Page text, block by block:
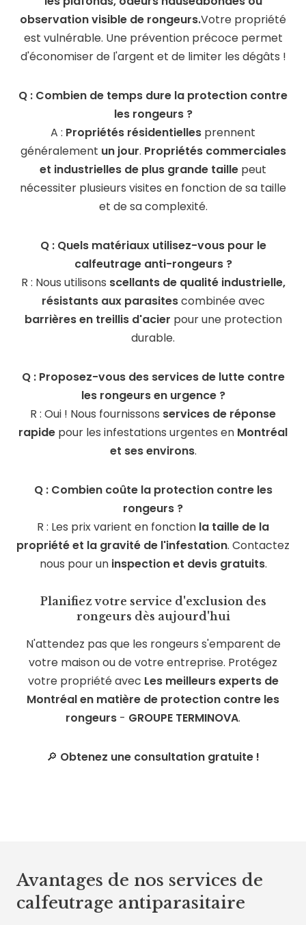
observation visible de rongeurs.Votre propriété
est vulnérable. Une prévention précoce permet
d'économiser de l'argent et de limiter les dégâts !
Q : Combien de temps dure la protection contre
les rongeurs ?
A : Propriétés résidentielles prennent
généralement un jour. Propriétés commerciales
et industrielles de plus grande taille peut
nécessiter plusieurs visites en fonction de sa taille
et de sa complexité.
Q : Quels matériaux utilisez-vous pour le
calfeutrage anti-rongeurs ?
R : Nous utilisons scellants de qualité industrielle,
résistants aux parasitescombinée avec
barrières en treillis d'acier pour une protection
durable.
Q : Proposez-vous des services de lutte contre
les rongeurs en urgence ?
R : Oui ! Nous fournissons services de réponse
rapide pour les infestations urgentes en Montréal
et ses environs.
Q : Combien coûte la protection contre les
rongeurs ?
R : Les prix varient en fonction la taille de la
propriété et la gravité de l'infestation. Contactez
nous pour un inspection et devis gratuits.
Planifiez votre service d'exclusion des
rongeurs dès aujourd'hui
N'attendez pas que les rongeurs s'emparent de
votre maison ou de votre entreprise. Protégez
votre propriété avec Les meilleurs experts de
Montréal en matière de protection contre les
rongeurs - GROUPE TERMINOVA.
🔎 Obtenez une consultation gratuite !
Avantages de nos services de
calfeutrage antiparasitaire